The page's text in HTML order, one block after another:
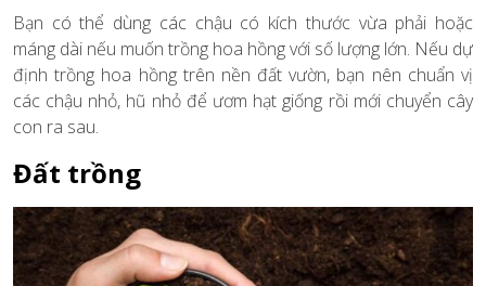
Bạn có thể dùng các chậu có kích thước vừa phải hoặc
máng dài nếu muốn trồng hoa hồng với số lượng lớn. Nếu dự
định trồng hoa hồng trên nền đất vườn, bạn nên chuẩn vị
các chậu nhỏ, hũ nhỏ để ươm hạt giống rồi mới chuyển cây
con ra sau.
Đất trồng